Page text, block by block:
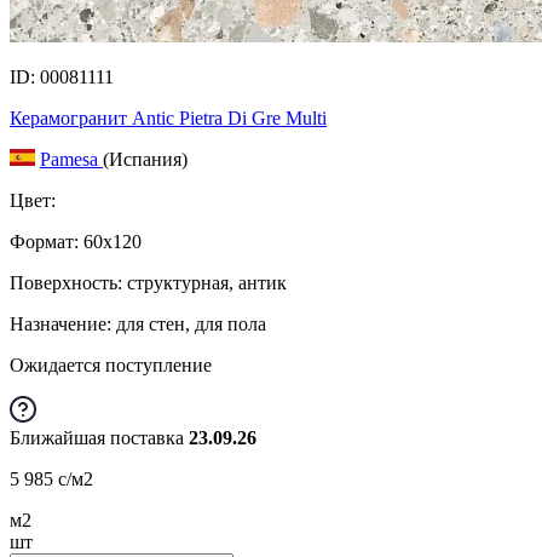
ID: 00081111
Керамогранит Antic Pietra Di Gre Multi
Pamesa (Испания)
Цвет:
Формат: 60x120
Поверхность: структурная, антик
Назначение: для стен, для пола
Ожидается поступление
Ближайшая поставка 23.09.26
5 985 c/м2
м2
шт